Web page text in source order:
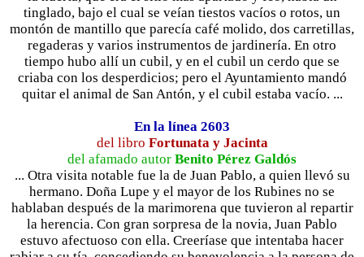
tinglado, bajo el cual se veían tiestos vacíos o rotos, un
montón de mantillo que parecía café molido, dos carretillas,
regaderas y varios instrumentos de jardinería. En otro
tiempo hubo allí un cubil, y en el cubil un cerdo que se
criaba con los desperdicios; pero el Ayuntamiento mandó
quitar el animal de San Antón, y el cubil estaba vacío. ...
En la línea 2603
del libro Fortunata y Jacinta
del afamado autor Benito Pérez Galdós
... Otra visita notable fue la de Juan Pablo, a quien llevó su
hermano. Doña Lupe y el mayor de los Rubines no se
hablaban después de la marimorena que tuvieron al repartir
la herencia. Con gran sorpresa de la novia, Juan Pablo
estuvo afectuoso con ella. Creeríase que intentaba hacer